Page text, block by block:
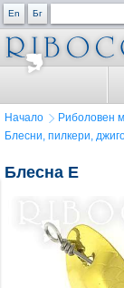
En Бг
Начало Риболовен
Блесни, пилкери,
Блесна E